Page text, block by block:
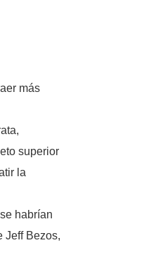
más
superior
la
habrían
Jeff Bezos,